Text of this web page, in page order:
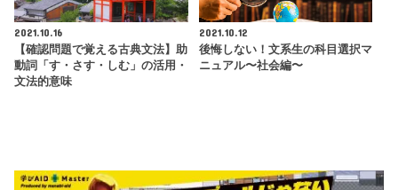
2021.10.16
【確認問題で覚える古典文法】助
動詞「す・さす・しむ」の活用・
文法的意味
2021.10.12
後悔しない！文系生の科目選択マ
ニュアル〜社会編〜